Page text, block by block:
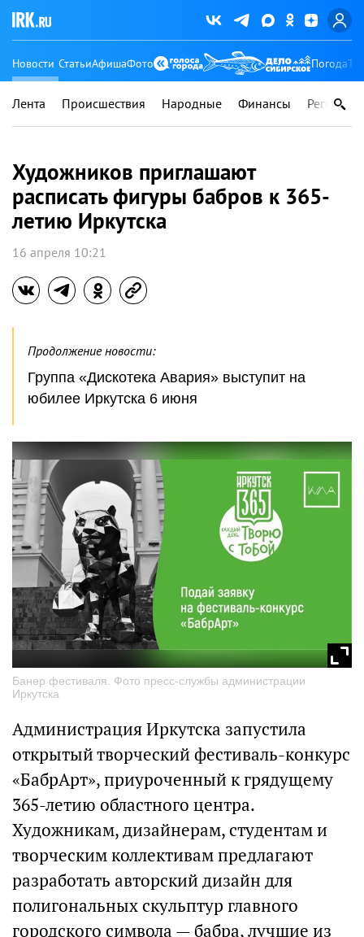
Новости СтатьиАфишаФото Погода
Лента Происшествия Народные Финансы Регионы
Художников приглашают
расписать фигуры бабров к 365-
летию Иркутска
16 апреля 10:21
Продолжение новости:
Группа «Дискотека Авария» выступит на
юбилее Иркутска 6 июня
Банер фестиваля. Фото пресс-службы администрации
Иркутска
Администрация Иркутска запустила
открытый творческий фестиваль-конкурс
«БабрАрт», приуроченный к грядущему
365-летию областного центра.
Художникам, дизайнерам, студентам и
творческим коллективам предлагают
разработать авторский дизайн для
полигональных скульптур главного
городского символа — бабра, лучшие из